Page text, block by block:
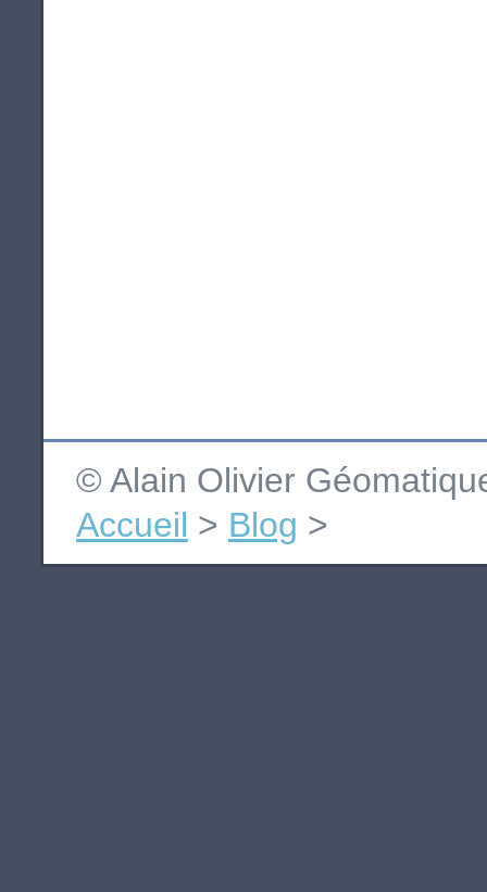
© Alain Olivier
Accueil > Blog >